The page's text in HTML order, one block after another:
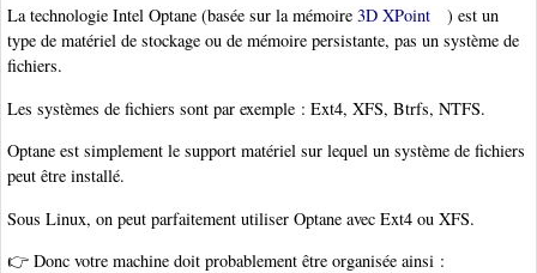
La technologie Intel Optane (basée sur la mémoire 3D XPoint
) est un
type de matériel de stockage ou de mémoire persistante, pas un système de
fichiers.
Les systèmes de fichiers sont par exemple : Ext4, XFS, Btrfs, NTFS.
Optane est simplement le support matériel sur lequel un système de fichiers
peut être installé.
Sous Linux, on peut parfaitement utiliser Optane avec Ext4 ou XFS.
👉 Donc votre machine doit probablement être organisée ainsi :